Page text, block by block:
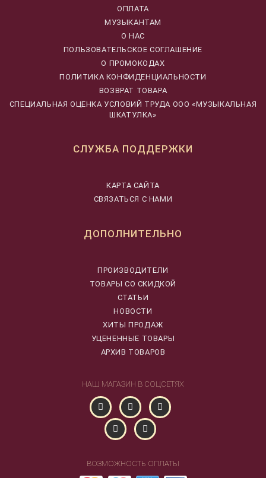
ОПЛАТА
МУЗЫКАНТАМ
О НАС
ПОЛЬЗОВАТЕЛЬСКОЕ СОГЛАШЕНИЕ
О ПРОМОКОДАХ
ПОЛИТИКА КОНФИДЕНЦИАЛЬНОСТИ
ВОЗВРАТ ТОВАРА
CПЕЦИАЛЬНАЯ ОЦЕНКА УСЛОВИЙ ТРУДА ООО «МУЗЫКАЛЬНАЯ
ШКАТУЛКА»
СЛУЖБА ПОДДЕРЖКИ
КАРТА САЙТА
СВЯЗАТЬСЯ С НАМИ
ДОПОЛНИТЕЛЬНО
ПРОИЗВОДИТЕЛИ
ТОВАРЫ СО СКИДКОЙ
СТАТЬИ
НОВОСТИ
ХИТЫ ПРОДАЖ
УЦЕНЕННЫЕ ТОВАРЫ
АРХИВ ТОВАРОВ
НАШ МАГАЗИН В СОЦСЕТЯХ
ВОЗМОЖНОСТЬ ОПЛАТЫ